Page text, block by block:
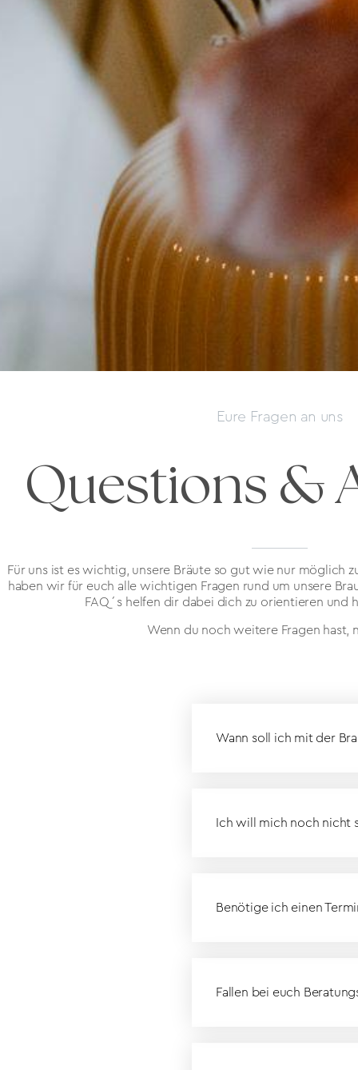
Eure Fragen an uns
Questions &
Für uns ist es wichtig, unsere Bräute so gut wie nur möglich
haben wir für euch alle wichtigen Fragen rund um unsere
FAQ´s helfen dir dabei dich zu orientieren und
Wenn du noch weitere Fragen hast,
Wann soll ich mit der
Ich will mich noch nicht
Benötige ich einen
Fallen bei euch